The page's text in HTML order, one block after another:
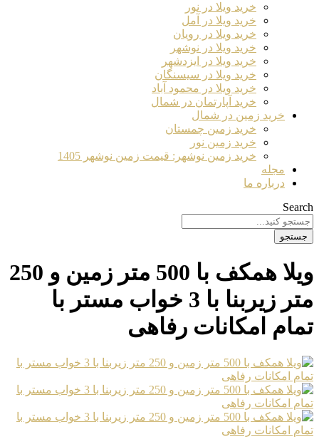
خرید ویلا در نور
خرید ویلا در آمل
خرید ویلا در رویان
خرید ویلا در نوشهر
خرید ویلا در ایزدشهر
خرید ویلا در سیسنگان
خرید ویلا در محمود آباد
خرید آپارتمان در شمال
خرید زمین در شمال
خرید زمین چمستان
خرید زمین نور
خرید زمین نوشهر: قیمت زمین نوشهر 1405
مجله
درباره ما
Search
جستجو
ویلا همکف با 500 متر زمین و 250
متر زیربنا با 3 خواب مستر با
تمام امکانات رفاهی